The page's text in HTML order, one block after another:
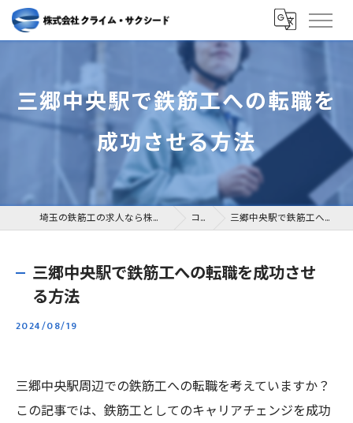
三郷中央駅で鉄筋工への転職を
成功させる方法
埼玉の鉄筋工の求人なら株式会社クライム・サクシード コラム 三郷中央駅で鉄筋工への転職を成功させる方法
三郷中央駅で鉄筋工への転職を成功させ
る方法
2024/08/19
三郷中央駅周辺での鉄筋工への転職を考えていますか？
この記事では、鉄筋工としてのキャリアチェンジを成功